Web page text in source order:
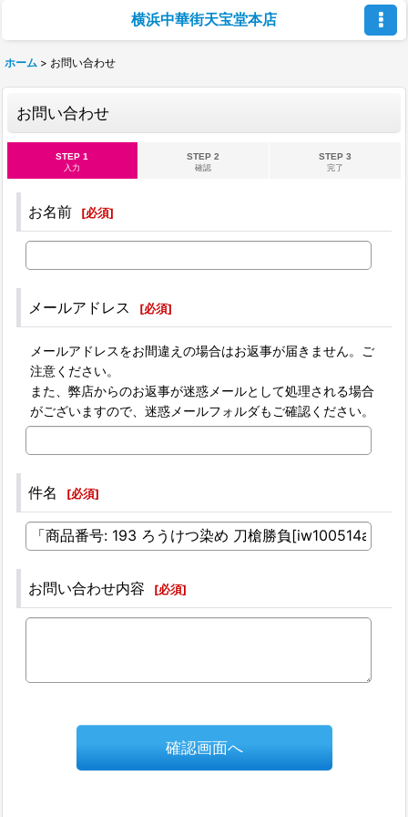
横浜中華街天宝堂本店
ホーム > お問い合わせ
お問い合わせ
STEP 1
入力
STEP 2
確認
STEP 3
完了
お名前 [必須]
メールアドレス [必須]
メールアドレスをお間違えの場合はお返事が届きません。ご
注意ください。
また、弊店からのお返事が迷惑メールとして処理される場合
がございますので、迷惑メールフォルダもご確認ください。
件名 [必須]
お問い合わせ内容 [必須]
確認画面へ